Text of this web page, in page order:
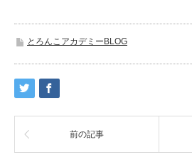
とろんこアカデミーBLOG
前の記事